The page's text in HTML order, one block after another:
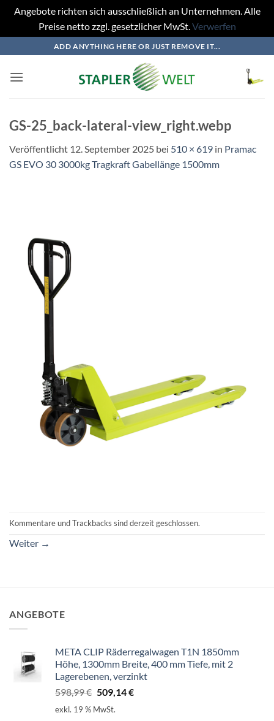
Angebote richten sich ausschließlich an Unternehmen. Alle
Preise netto zzgl. gesetzlicher MwSt.Verwerfen
Inhalt
springen
ADD ANYTHING HERE OR JUST REMOVE IT...
GS-25_back-lateral-view_right.webp
Veröffentlicht 12. September 2025 bei 510 × 619 in Pramac
GS EVO 30 3000kg Tragkraft Gabellänge 1500mm
Kommentare und Trackbacks sind derzeit geschlossen.
Weiter →
ANGEBOTE
META CLIP Räderregalwagen T1N 1850mm
Höhe, 1300mm Breite, 400 mm Tiefe, mit 2
Lagerebenen, verzinkt
598,99€ Ursprünglicher
Preis
509,14€Aktueller
exkl. 19 % MwSt.